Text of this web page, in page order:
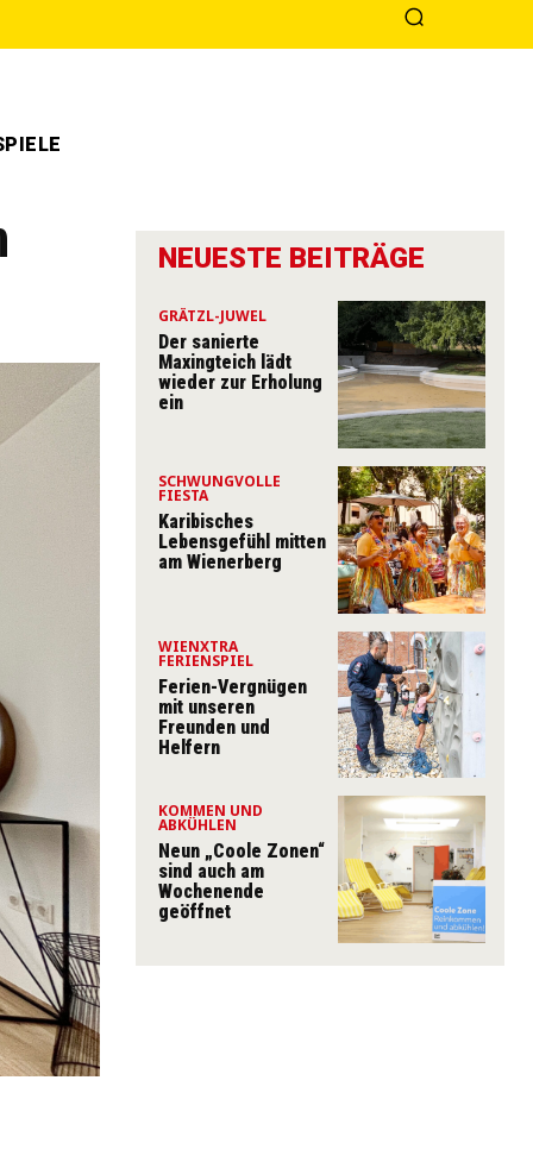
NEUESTE BEITRÄGE
GRÄTZL-JUWEL
Der sanierte
Maxingteich lädt
wieder zur Erholung
ein
SCHWUNGVOLLE
FIESTA
Karibisches
Lebensgefühl mitten
am Wienerberg
WIENXTRA
FERIENSPIEL
Ferien-Vergnügen
mit unseren
Freunden und
Helfern
KOMMEN UND
ABKÜHLEN
Neun „Coole Zonen“
sind auch am
Wochenende
geöffnet